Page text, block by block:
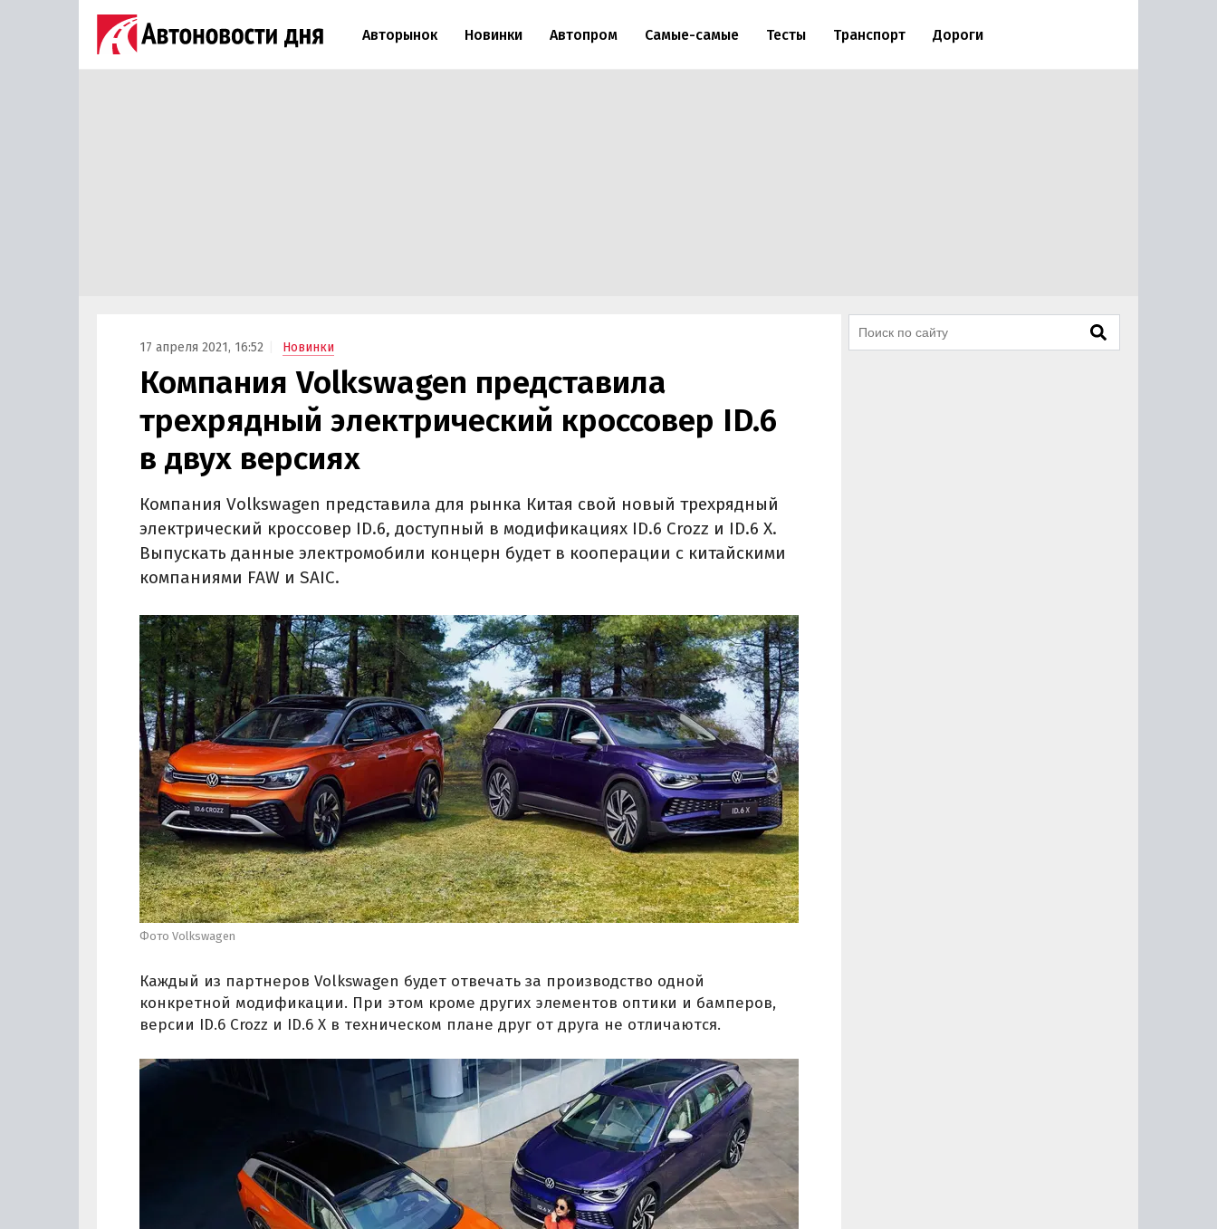
Авторынок Новинки Автопром Самые-самые Тесты Транспорт Дороги
17 апреля 2021, 16:52 Новинки
Компания Volkswagen представила
трехрядный электрический кроссовер ID.6
в двух версиях
Компания Volkswagen представила для рынка Китая свой новый трехрядный
электрический кроссовер ID.6, доступный в модификациях ID.6 Crozz и ID.6 X.
Выпускать данные электромобили концерн будет в кооперации с китайскими
компаниями FAW и SAIC.
Фото Volkswagen
Каждый из партнеров Volkswagen будет отвечать за производство одной
конкретной модификации. При этом кроме других элементов оптики и бамперов,
версии ID.6 Crozz и ID.6 X в техническом плане друг от друга не отличаются.